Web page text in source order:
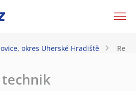
okres Uherské Hradiště